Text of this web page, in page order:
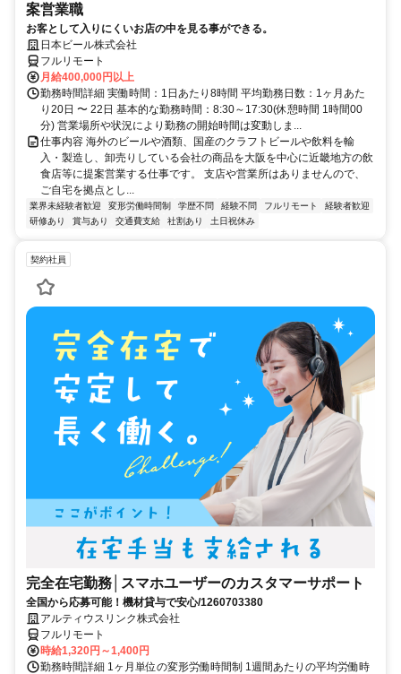
案営業職
お客として入りにくいお店の中を見る事ができる。
日本ビール株式会社
フルリモート
月給400,000円以上
勤務時間詳細 実働時間：1日あたり8時間 平均勤務日数：1ヶ月あた
り20日 〜 22日 基本的な勤務時間：8:30～17:30(休憩時間 1時間00
分) 営業場所や状況により勤務の開始時間は変動しま...
仕事内容 海外のビールや酒類、国産のクラフトビールや飲料を輸
入・製造し、卸売りしている会社の商品を大阪を中心に近畿地方の飲
食店等に提案営業する仕事です。 支店や営業所はありませんので、
ご自宅を拠点とし...
業界未経験者歓迎 変形労働時間制 学歴不問 経験不問 フルリモート
経験者歓迎
研修あり
賞与あり 交通費支給 社割あり 土日祝休み
契約社員
完全在宅勤務│スマホユーザーのカスタマーサポート
全国から応募可能！機材貸与で安心/1260703380
アルティウスリンク株式会社
フルリモート
時給1,320円～1,400円
勤務時間詳細 1ヶ月単位の変形労働時間制 1週間あたりの平均労働時